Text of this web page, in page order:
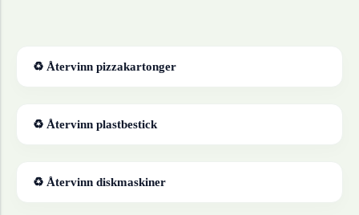
♻ Återvinn pizzakartonger
♻ Återvinn plastbestick
♻ Återvinn diskmaskiner